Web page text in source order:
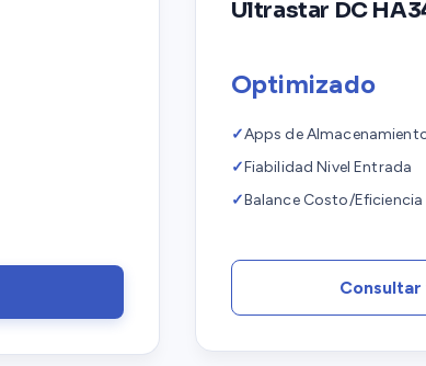
Ultrastar DC
Optimizado
✓Apps de
✓Fiabilidad Nivel Entrada
✓Balance Costo/Eficiencia
Consultar